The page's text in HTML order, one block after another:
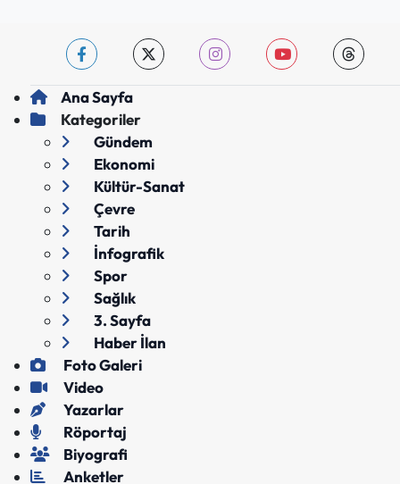
Ana Sayfa
Kategoriler
Gündem
Ekonomi
Kültür-Sanat
Çevre
Tarih
İnfografik
Spor
Sağlık
3. Sayfa
Haber İlan
Foto Galeri
Video
Yazarlar
Röportaj
Biyografi
Anketler